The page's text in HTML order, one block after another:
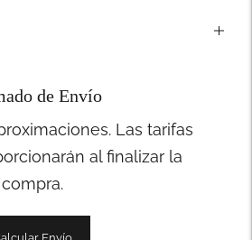
de Envío
Las tarifas
al finalizar la
compra.
Envío